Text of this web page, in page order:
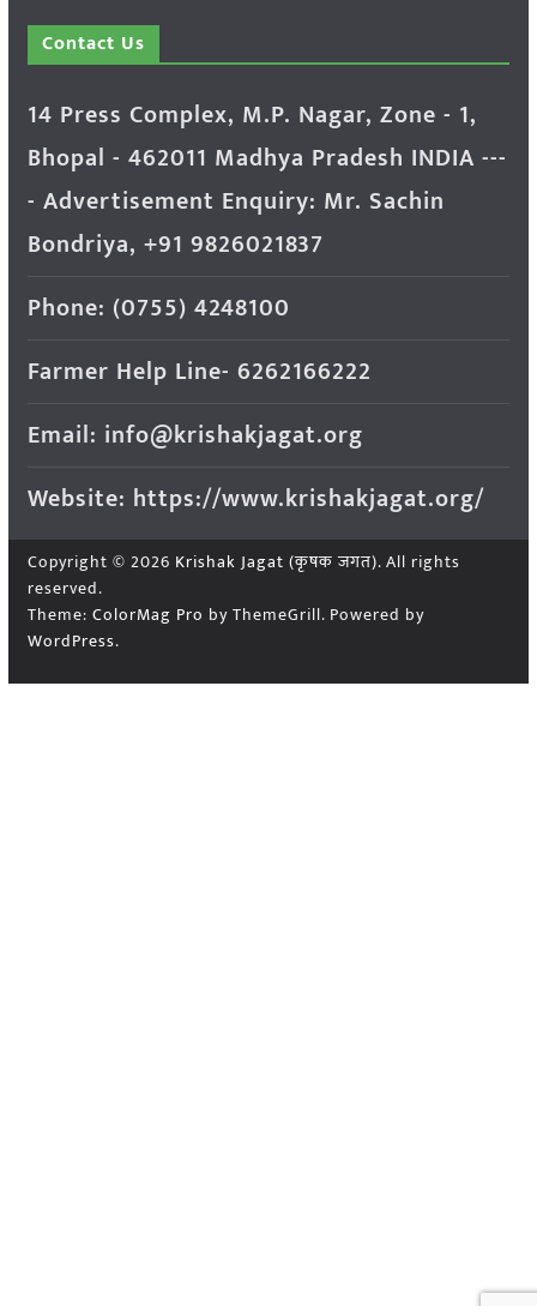
Contact Us
14 Press Complex, M.P. Nagar, Zone - 1,
Bhopal - 462011 Madhya Pradesh INDIA ---
- Advertisement Enquiry: Mr. Sachin
Bondriya, +91 9826021837
Phone: (0755) 4248100
Farmer Help Line- 6262166222
Email: info@krishakjagat.org
Website: https://www.krishakjagat.org/
Copyright © 2026 Krishak Jagat (कृषक जगत). All rights
reserved.
Theme: ColorMag Pro by ThemeGrill. Powered by
WordPress.